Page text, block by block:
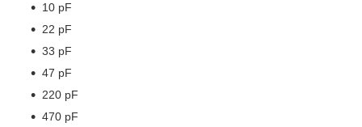
10 pF
22 pF
33 pF
47 pF
220 pF
470 pF